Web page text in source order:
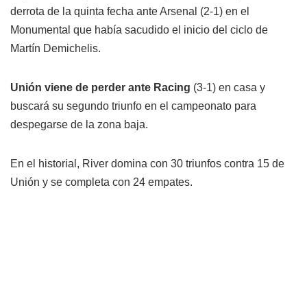
derrota de la quinta fecha ante Arsenal (2-1) en el
Monumental que había sacudido el inicio del ciclo de
Martín Demichelis.
Unión viene de perder ante Racing (3-1) en casa y
buscará su segundo triunfo en el campeonato para
despegarse de la zona baja.
En el historial, River domina con 30 triunfos contra 15 de
Unión y se completa con 24 empates.